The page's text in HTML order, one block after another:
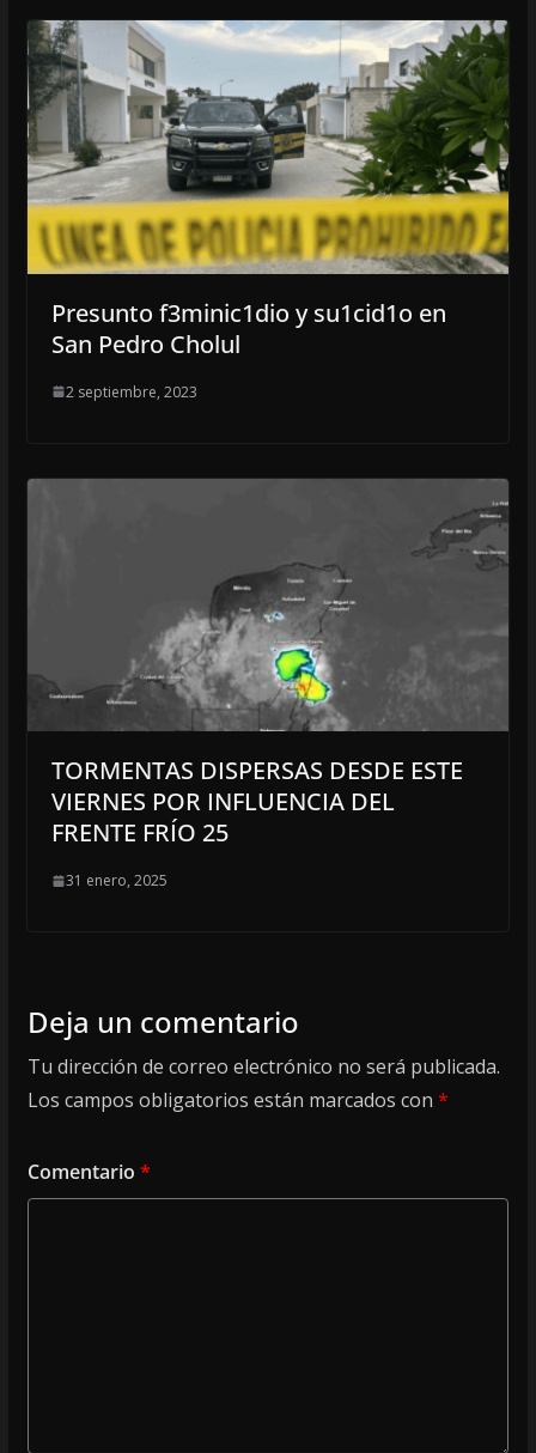
Presunto f3minic1dio y su1cid1o en
San Pedro Cholul
2 septiembre, 2023
TORMENTAS DISPERSAS DESDE ESTE
VIERNES POR INFLUENCIA DEL
FRENTE FRÍO 25
31 enero, 2025
Deja un comentario
Tu dirección de correo electrónico no será publicada.
Los campos obligatorios están marcados con *
Comentario *